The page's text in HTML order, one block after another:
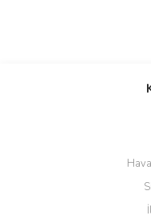
Bu
Ürün resmi kalitesiz,
Ürün açıklamasında
Ürün bilgilerinde
Ürün fiyatı diğer